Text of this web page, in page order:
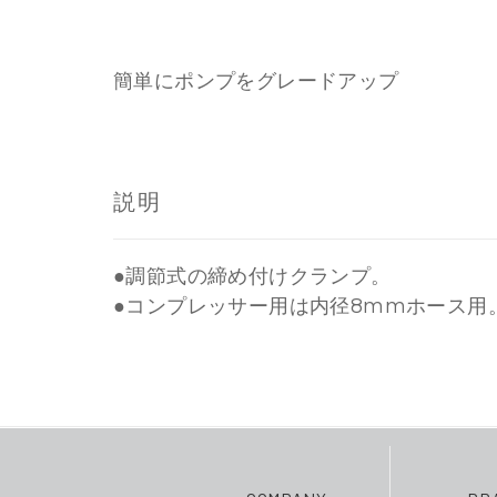
簡単にポンプをグレードアップ
説明
●調節式の締め付けクランプ。
●コンプレッサー用は内径8mmホース用